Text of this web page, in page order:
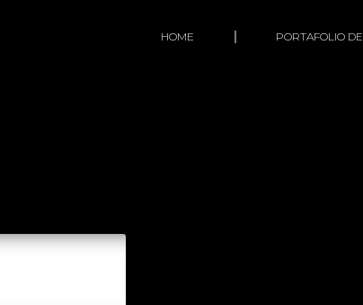
HOME PORTAFOLIO